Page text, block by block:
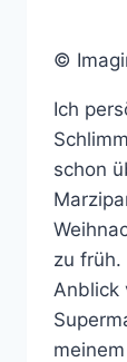
©
Ich
schon
zu früh.
Anblick